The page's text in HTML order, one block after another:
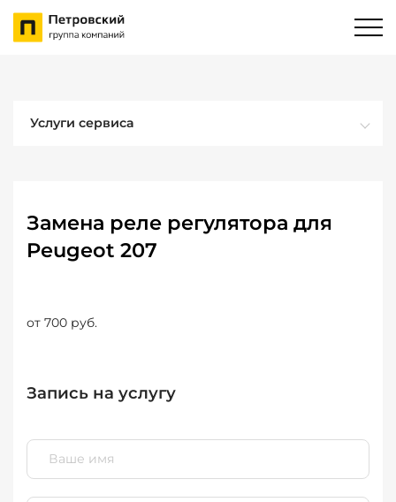
Услуги сервиса
Замена реле регулятора для
Peugeot 207
от 700 руб.
Запись на услугу